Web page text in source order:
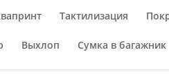
Тактилизация
Выхлоп Сумка в багажник